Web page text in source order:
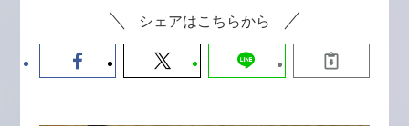
シェアはこちらから